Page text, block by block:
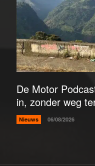
De Motor
in, zonder weg
Nieuws 06/08/2026